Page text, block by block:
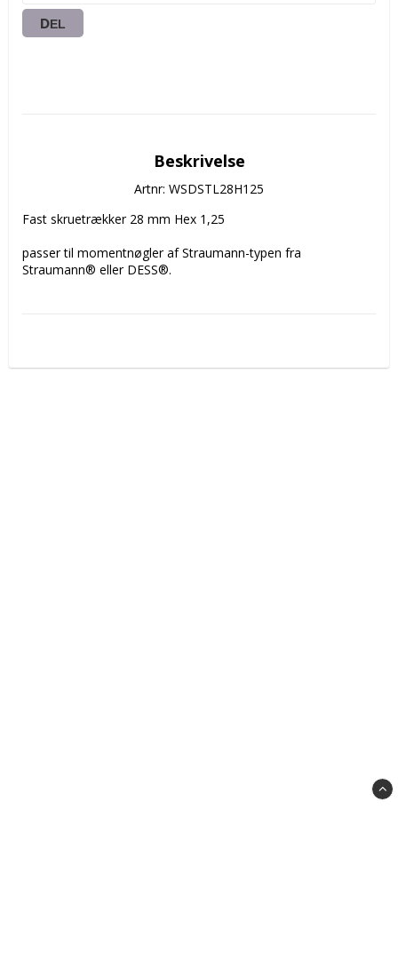
DEL
Beskrivelse
Artnr: WSDSTL28H125
Fast skruetrækker 28 mm Hex 1,25
passer til momentnøgler af Straumann-typen fra
Straumann® eller DESS®.